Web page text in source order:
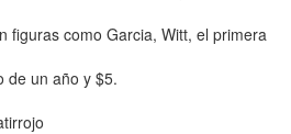
figuras como Garcia, Witt, el primera
de un año y $5.